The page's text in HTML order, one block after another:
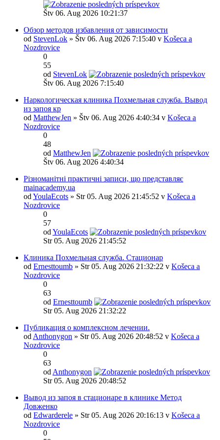
Štv 06. Aug 2026 10:21:37
Обзор методов избавления от зависимости
od StevenLok » Štv 06. Aug 2026 7:15:40 v Košeca a
Nozdrovice
0
55
od StevenLok
Štv 06. Aug 2026 7:15:40
Наркологическая клиника Похмельная служба. Вывод
из запоя кр
od MatthewJen » Štv 06. Aug 2026 4:40:34 v Košeca a
Nozdrovice
0
48
od MatthewJen
Štv 06. Aug 2026 4:40:34
Різноманітні практичні записи, що представляє
mainacademy.ua
od YoulaEcots » Str 05. Aug 2026 21:45:52 v Košeca a
Nozdrovice
0
57
od YoulaEcots
Str 05. Aug 2026 21:45:52
Клиника Похмельная служба. Стационар
od Ernesttoumb » Str 05. Aug 2026 21:32:22 v Košeca a
Nozdrovice
0
63
od Ernesttoumb
Str 05. Aug 2026 21:32:22
Публикация о комплексном лечении.
od Anthonygon » Str 05. Aug 2026 20:48:52 v Košeca a
Nozdrovice
0
63
od Anthonygon
Str 05. Aug 2026 20:48:52
Вывод из запоя в стационаре в клинике Метод
Довженко
od Edwarderele » Str 05. Aug 2026 20:16:13 v Košeca a
Nozdrovice
0